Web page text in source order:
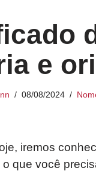
e
08/08/2024
iremos
que você